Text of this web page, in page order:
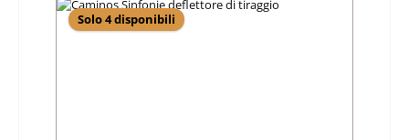
Solo 4 disponibili